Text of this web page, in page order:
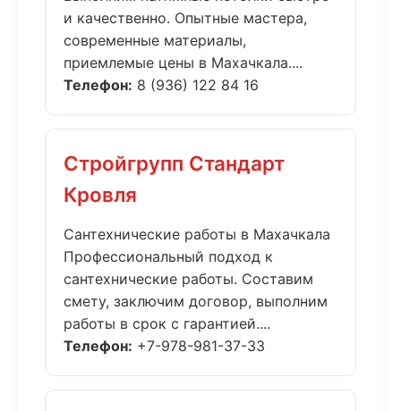
и качественно. Опытные мастера,
современные материалы,
приемлемые цены в Махачкала....
Телефон: 8 (936) 122 84 16
Стройгрупп Стандарт
Кровля
Сантехнические работы в Махачкала
Профессиональный подход к
сантехнические работы. Составим
смету, заключим договор, выполним
работы в срок с гарантией....
Телефон: +7-978-981-37-33